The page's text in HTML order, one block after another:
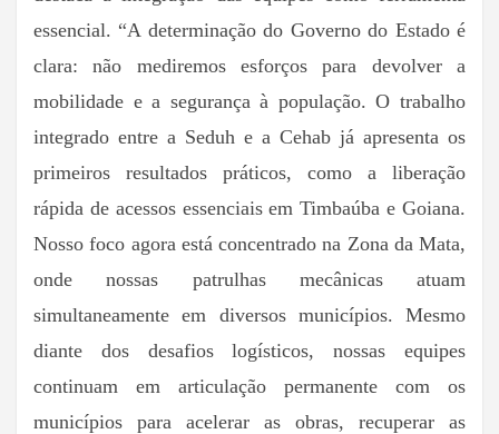
essencial. “A determinação do Governo do Estado é
clara: não mediremos esforços para devolver a
mobilidade e a segurança à população. O trabalho
integrado entre a Seduh e a Cehab já apresenta os
primeiros resultados práticos, como a liberação
rápida de acessos essenciais em Timbaúba e Goiana.
Nosso foco agora está concentrado na Zona da Mata,
onde nossas patrulhas mecânicas atuam
simultaneamente em diversos municípios. Mesmo
diante dos desafios logísticos, nossas equipes
continuam em articulação permanente com os
municípios para acelerar as obras, recuperar as